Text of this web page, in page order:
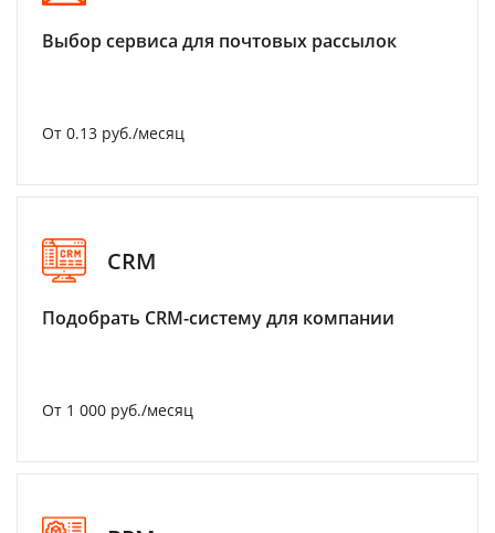
Выбор сервиса для почтовых рассылок
От 0.13 руб./месяц
CRM
Подобрать CRM-систему для компании
От 1 000 руб./месяц